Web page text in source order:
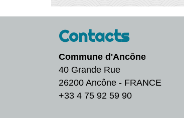
Contacts
Commune d'Ancône
40 Grande Rue
26200 Ancône - FRANCE
+33 4 75 92 59 90